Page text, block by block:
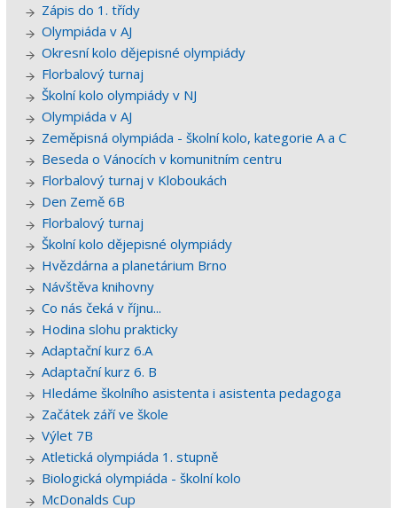
Zápis do 1. třídy
Olympiáda v AJ
Okresní kolo dějepisné olympiády
Florbalový turnaj
Školní kolo olympiády v NJ
Olympiáda v AJ
Zeměpisná olympiáda - školní kolo, kategorie A a C
Beseda o Vánocích v komunitním centru
Florbalový turnaj v Kloboukách
Den Země 6B
Florbalový turnaj
Školní kolo dějepisné olympiády
Hvězdárna a planetárium Brno
Návštěva knihovny
Co nás čeká v říjnu...
Hodina slohu prakticky
Adaptační kurz 6.A
Adaptační kurz 6. B
Hledáme školního asistenta i asistenta pedagoga
Začátek září ve škole
Výlet 7B
Atletická olympiáda 1. stupně
Biologická olympiáda - školní kolo
McDonalds Cup